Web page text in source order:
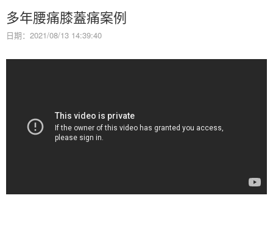
多年腰痛膝蓋痛案例
日期：2021/08/13 14:39:40